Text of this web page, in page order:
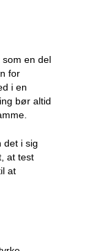
en del
for
i en
bør altid
det i sig
at test
at